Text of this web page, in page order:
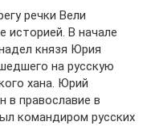
речки Вели
историей. В начале
князя Юрия
на русскую
хана. Юрий
в православие в
командиром русских